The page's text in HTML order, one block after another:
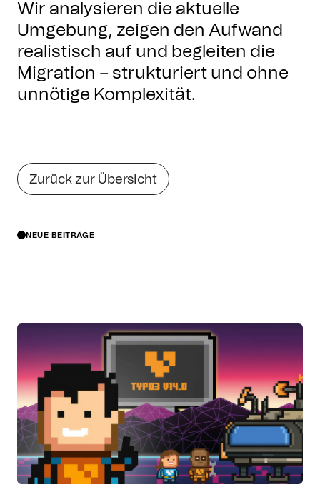
Wir analysieren die aktuelle
Umgebung, zeigen den Aufwand
realistisch auf und begleiten die
Migration – strukturiert und ohne
unnötige Komplexität.
Zurück zur Übersicht
NEUE BEITRÄGE